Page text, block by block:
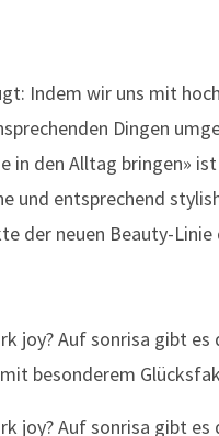
Indem wir uns mit
Dingen
in den Alltag bringen»
und entsprechend
der neuen Beauty-Linie